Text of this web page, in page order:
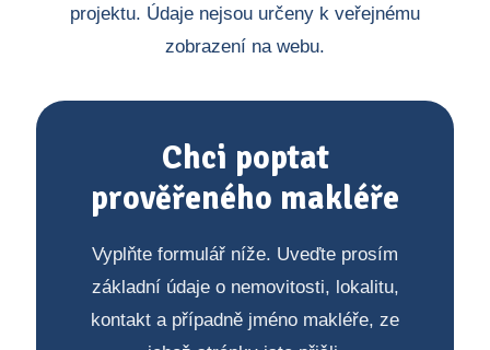
projektu. Údaje nejsou určeny k veřejnému
zobrazení na webu.
Chci poptat
prověřeného makléře
Vyplňte formulář níže. Uveďte prosím
základní údaje o nemovitosti, lokalitu,
kontakt a případně jméno makléře, ze